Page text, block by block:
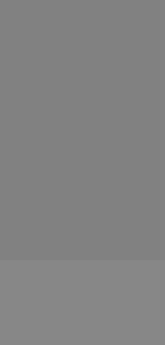
VMware